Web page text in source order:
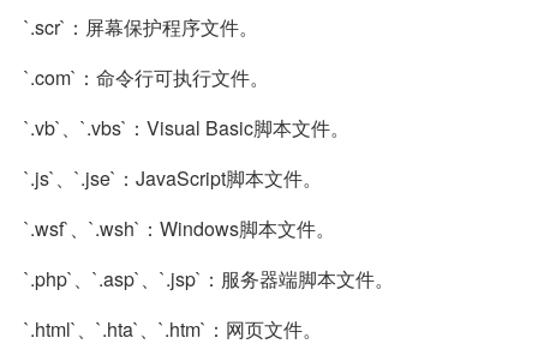
`.scr`：屏幕保护程序文件。
`.com`：命令行可执行文件。
`.vb`、`.vbs`：Visual Basic脚本文件。
`.js`、`.jse`：JavaScript脚本文件。
`.wsf`、`.wsh`：Windows脚本文件。
`.php`、`.asp`、`.jsp`：服务器端脚本文件。
`.html`、`.hta`、`.htm`：网页文件。